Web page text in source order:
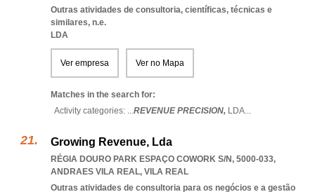
Outras atividades de consultoria, científicas, técnicas e
similares, n.e.
LDA
Ver empresa Ver no Mapa
Matches in the search for:
Activity categories: ...REVENUE PRECISION, LDA...
Growing Revenue, Lda
RÉGIA DOURO PARK ESPAÇO COWORK S/N, 5000-033,
ANDRAES VILA REAL, VILA REAL
Outras atividades de consultoria para os negócios e a gestão